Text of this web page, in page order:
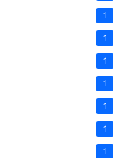
1
1
1
1
1
1
1